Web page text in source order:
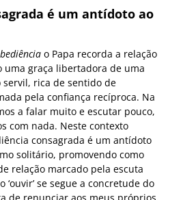
é um antídoto ao
o Papa recorda a relação
uma graça libertadora de uma
rica de sentido de
pela confiança recíproca. Na
a falar muito e escutar pouco,
com nada. Neste contexto
consagrada é um antídoto
solitário, promovendo como
relação marcado pela escuta
‘ouvir’ se segue a concretude do
de renunciar aos meus próprios